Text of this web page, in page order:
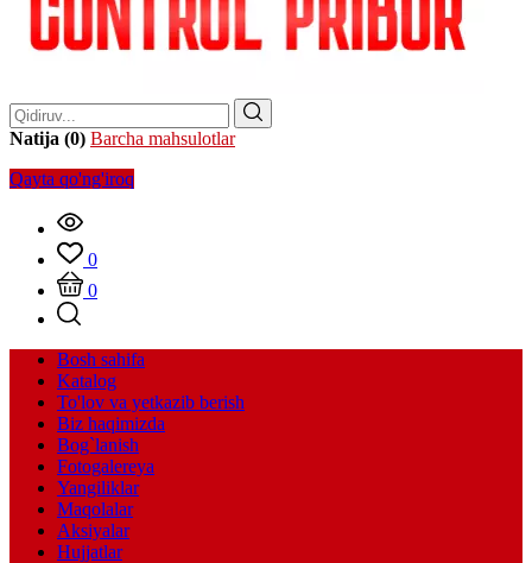
Natija (0) Barcha mahsulotlar
Qayta qo'ng'iroq
0
0
Bosh sahifa
Katalog
To'lov va yetkazib berish
Biz haqimizda
Bog`lanish
Fotogalereya
Yangiliklar
Maqolalar
Aksiyalar
Hujjatlar